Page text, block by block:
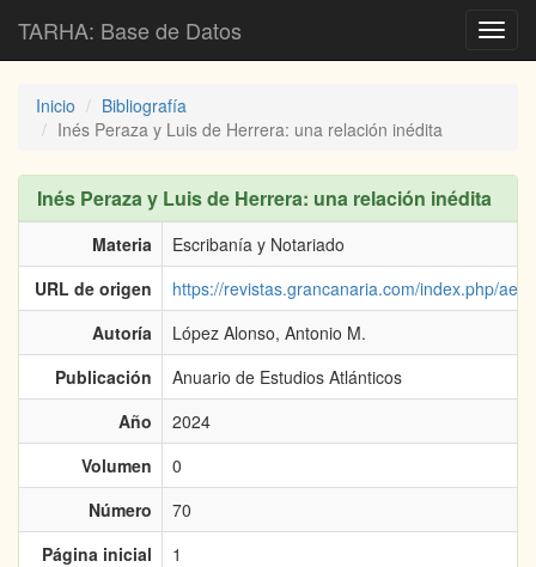
TARHA: Base de Datos
Inicio
Bibliografía
Inés Peraza y Luis de Herrera: una relación inédita
Inés Peraza y Luis de Herrera: una relación inédita
Materia
Escribanía y Notariado
URL de origen
https://revistas.grancanaria.com/index.php/
Autoría
López Alonso, Antonio M.
Publicación
Anuario de Estudios Atlánticos
Año
2024
Volumen
0
Número
70
Página inicial
1